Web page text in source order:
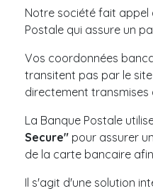
Notre société fait appel
Postale qui assure un
Vos coordonnées
transitent pas par le
directement transmises
La Banque Postale
Secure" pour assurer
de la carte bancaire
Il s'agit d'une solution